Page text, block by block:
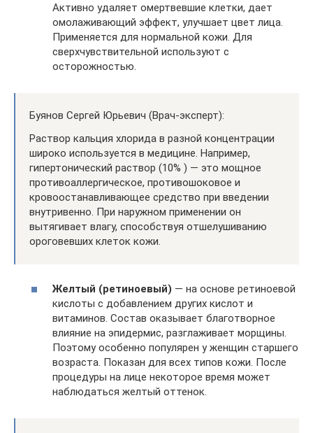
Активно удаляет омертвевшие клетки, дает
омолаживающий эффект, улучшает цвет лица.
Применяется для нормальной кожи. Для
сверхчувствительной используют с
осторожностью.
Буянов Сергей Юрьевич (Врач-эксперт):
Раствор кальция хлорида в разной концентрации
широко используется в медицине. Например,
гипертонический раствор (10% ) — это мощное
противоаллергическое, противошоковое и
кровоостанавливающее средство при введении
внутривенно. При наружном применении он
вытягивает влагу, способствуя отшелушиванию
ороговевших клеток кожи.
Желтый (ретиноевый) — на основе ретиноевой
кислоты с добавлением других кислот и
витаминов. Состав оказывает благотворное
влияние на эпидермис, разглаживает морщины.
Поэтому особенно популярен у женщин старшего
возраста. Показан для всех типов кожи. После
процедуры на лице некоторое время может
наблюдаться желтый оттенок.